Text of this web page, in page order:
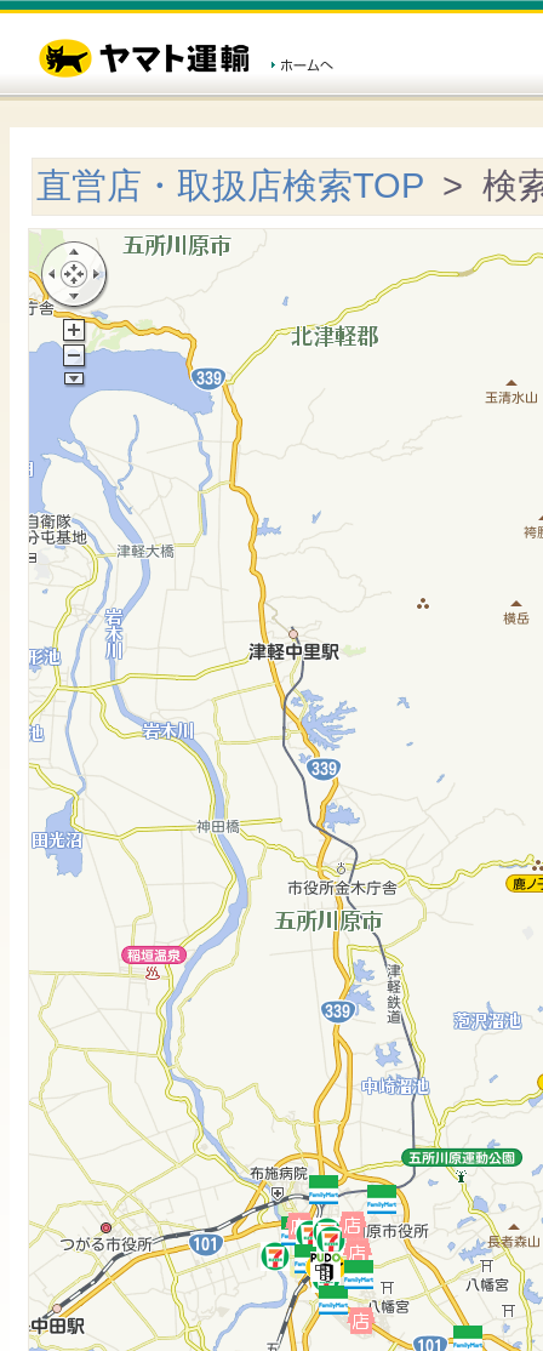
直営店・取扱店検索TOP > 検